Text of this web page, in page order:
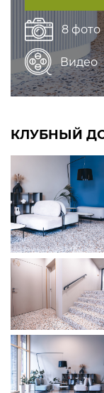
8 фото
Видео
КЛУБНЫЙ